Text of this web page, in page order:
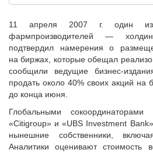
11 апреля 2007 г. один из
фармпроизводителей —
подтвердил намерения о
на биржах, которые обещал
сообщили ведущие бизнес-
продать около 40% своих акций
до конца июня.
Глобальными
«Citigroup» и «UBS Investment
нынешние собственники,
Аналитики оценивают стоимость